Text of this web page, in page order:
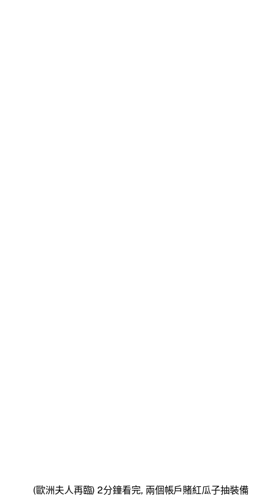
(歐洲夫人再臨) 2分鐘看完, 兩個帳戶賭紅瓜子抽裝備